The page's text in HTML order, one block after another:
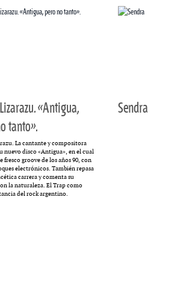
«Antigua,
tanto».
La cantante y compositora
nuevo disco «Antigua», en el cual
fresco groove de los años 90, con
electrónicos. También repasa
carrera y comenta su
la naturaleza. El Trap como
del rock argentino.
Sendra
Periodismo con historia